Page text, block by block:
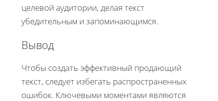
целевой аудитории, делая текст
убедительным и запоминающимся.
Вывод
Чтобы создать эффективный продающий
текст, следует избегать распространенных
ошибок. Ключевыми моментами являются